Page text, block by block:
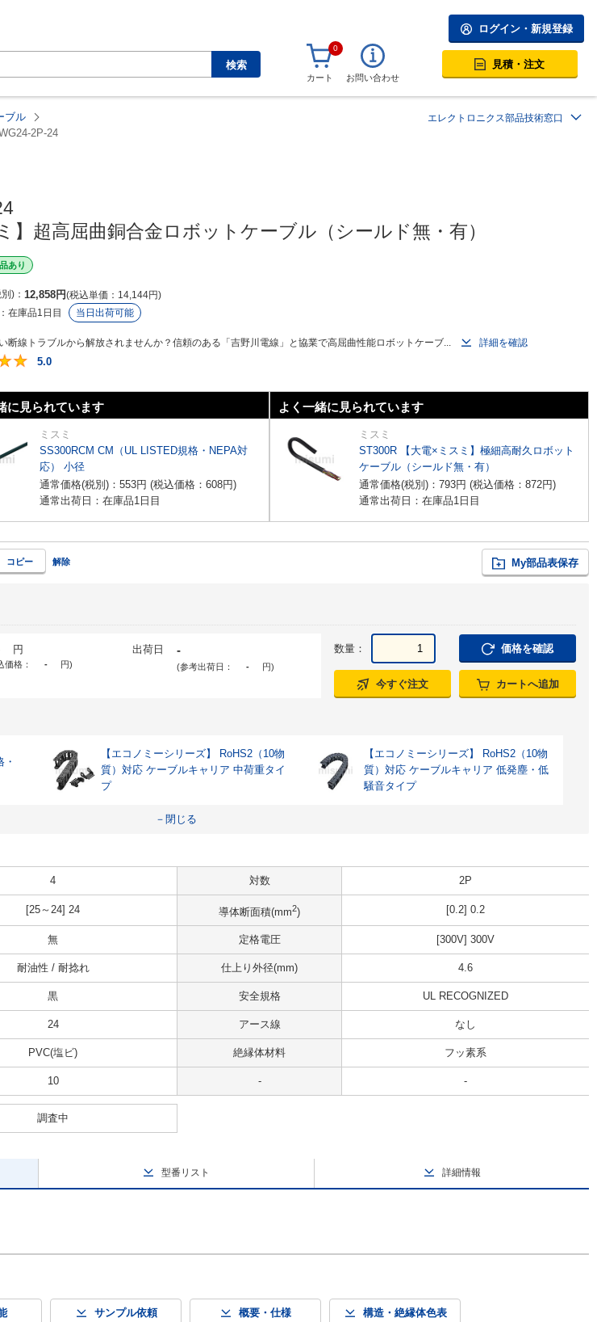
検索
ログイン・新規登録
0
カート お問い合わせ
見積・注文
ブル
2P-24
エレクトロニクス部品技術窓口
】超高屈曲銅合金ロボットケーブル（シールド無・有）
あり
) 12,858円 税込単価 14,144円
在庫品1日目 当日出荷可能
断線トラブルから解放されませんか？信頼のある「吉野川電線」と協業で高屈曲性能ロボットケーブ...
詳細を確認
5.0
に見られています
ミスミ
SS300RCM CM（UL LISTED規格・NEPA対
応） 小径
通常価格(税別)： 553円 (税込価格： 608円)
通常出荷日：在庫品1日目
よく一緒に見られています
ミスミ
ST300R 【大電×ミスミ】極細高耐久ロボット
ケーブル（シールド無・有）
通常価格(税別)： 793円 (税込価格： 872円)
通常出荷日：在庫品1日目
コピー 解除 My部品表保存
円
価格： - 円)
出荷日 -
(参考出荷日： - 円)
数量： 価格を確認
今すぐ注文 カートへ追加
【エコノミーシリーズ】 RoHS2（10物
質）対応 ケーブルキャリア 中荷重タイ
プ
【エコノミーシリーズ】 RoHS2（10物
質）対応 ケーブルキャリア 低発塵・低
騒音タイプ
－閉じる
4 対数 2P
[25～24] 24 導体断面積(mm2) [0.2] 0.2
無 定格電圧 [300V] 300V
耐油性 / 耐捻れ 仕上り外径(mm) 4.6
黒 安全規格 UL RECOGNIZED
24 アース線 なし
PVC(塩ビ) 絶縁体材料 フッ素系
10 - -
調査中
型番リスト 詳細情報
サンプル依頼 概要・仕様 構造・絶縁体色表